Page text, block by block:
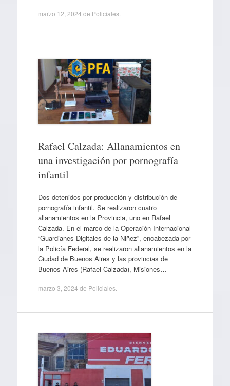
marzo 12, 2024 de Policiales.
Rafael Calzada: Allanamientos en
una investigación por pornografía
infantil
Dos detenidos por producción y distribución de
pornografía infantil. Se realizaron cuatro
allanamientos en la Provincia, uno en Rafael
Calzada. En el marco de la Operación Internacional
“Guardianes Digitales de la Niñez”, encabezada por
la Policía Federal, se realizaron allanamientos en la
Ciudad de Buenos Aires y las provincias de
Buenos Aires (Rafael Calzada), Misiones…
marzo 3, 2024 de Policiales.